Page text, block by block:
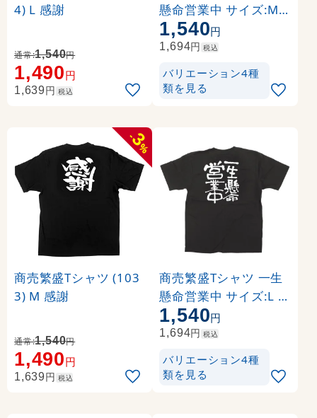
4) L 感謝
通常:1,540円
1,490円
1,639円 税込
懸命営業中 サイズ:M (
12758)
1,540円
1,694円 税込
バリエーション4種
類を見る
-
3
%
商売繁盛Tシャツ (103
3) M 感謝
通常:1,540円
1,490円
1,639円 税込
商売繁盛Tシャツ 一生
懸命営業中 サイズ:L (1
2759)
1,540円
1,694円 税込
バリエーション4種
類を見る